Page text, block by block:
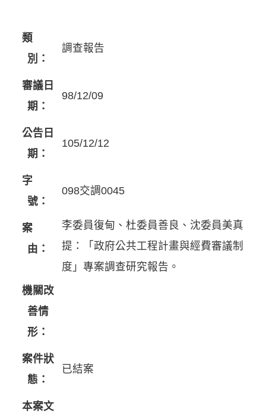
類
別：
調查報告
審議日
期：
98/12/09
公告日
期：
105/12/12
字
號：
098交調0045
案
由：
李委員復甸、杜委員善良、沈委員美真
提：「政府公共工程計畫與經費審議制
度」專案調查研究報告。
機關改
善情
形：
案件狀
態：
已結案
本案文